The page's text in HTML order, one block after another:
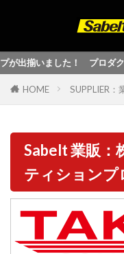
いました！ プロダクトペー
HOME SUPPLIER：
Sabelt 業販：
ティションプ